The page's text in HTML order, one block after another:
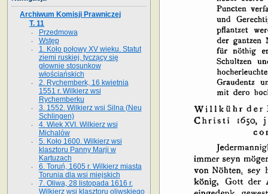
Archiwum Komisji Prawniczej
T. 11
Przedmowa
Wstęp
1. Koło połowy XV wieku. Statut
ziemi ruskiej, tyczący się
głownie stosunkow
włościańskich
2. Rychemberk, 16 kwietnia
1551 r. Wilkierz wsi
Rychemberku
3. 1552. Wilkierz wsi Silna (Neu
Schlingen)
4. Wiek XVI. Wilkierz wsi
Michalów
5. Koło 1600. Wilkierz wsi
klasztoru Panny Marji w
Kartuzach
6. Toruń, 1605 r. Wilkierz miasta
Torunia dla wsi miejskich
7. Oliwa, 28 listopada 1616 r.
Wilkierz wsi klasztoru oliwskiego